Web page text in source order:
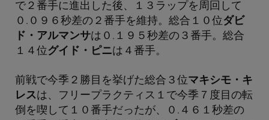
で２番手に進出した後、１３ラップを周回して
０.０９６秒差の２番手を維持。総合１０位ダビ
ド・アルマンサは０.１９５秒差の３番手。総合
１４位グイド・ピニは４番手。
前戦で今季２勝目を挙げた総合３位マキシモ・キ
レスは、フリープラクティス１で今季７度目の転
倒を喫して１０番手だったが、０.４６１秒差の